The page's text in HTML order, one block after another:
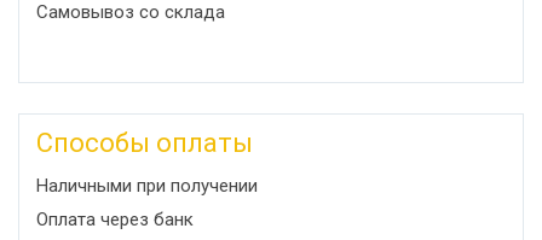
Самовывоз со склада
Способы оплаты
Наличными при получении
Оплата через банк